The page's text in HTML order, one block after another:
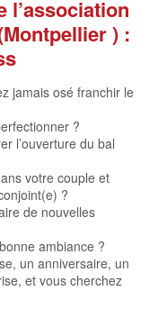
l’association
) :
jamais osé franchir le
?
l’ouverture du bal
votre couple et
?
de nouvelles
ambiance ?
un anniversaire, un
et vous cherchez